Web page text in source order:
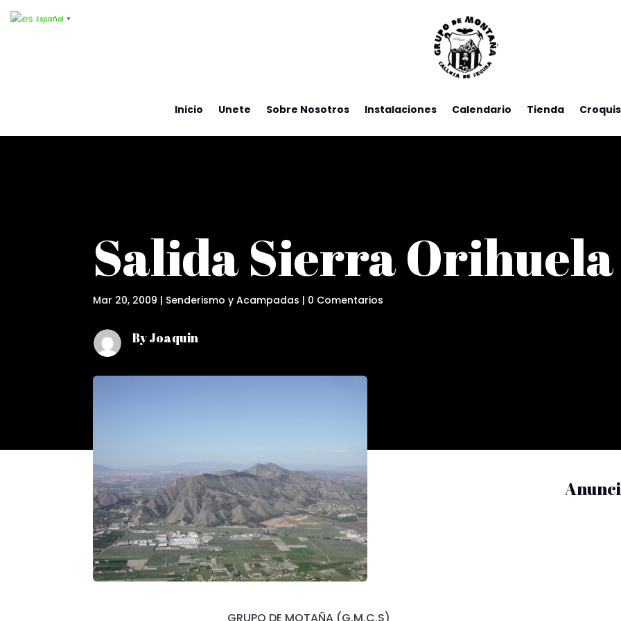
Inicio Unete Sobre Nosotros Instalaciones Calendario Tienda Croquis
Salida Sierra Orihuela
Mar 20, 2009 | Senderismo y Acampadas | 0 Comentarios
By Joaquin
Español ▼